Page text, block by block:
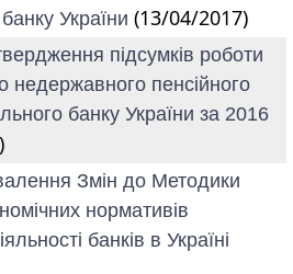
України (13/04/2017)
підсумків роботи
недержавного пенсійного
банку України за 2016
Змін до Методики
нормативів
банків в Україні